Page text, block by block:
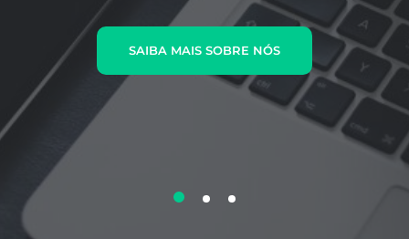
SAIBA MAIS SOBRE NÓS